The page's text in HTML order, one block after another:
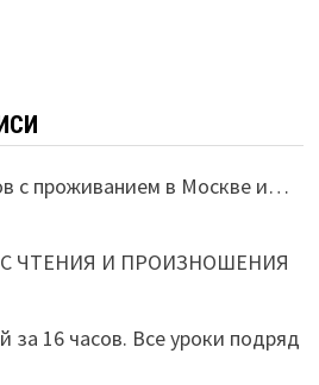
с проживанием в Москве и…
ЧТЕНИЯ И ПРОИЗНОШЕНИЯ
за 16 часов. Все уроки подряд